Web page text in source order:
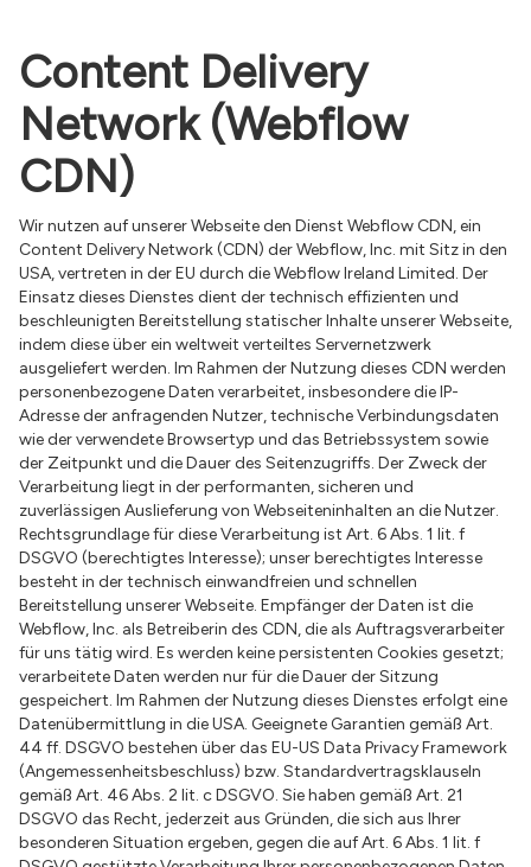
Content Delivery
Network (Webflow
CDN)
Wir nutzen auf unserer Webseite den Dienst Webflow CDN, ein
Content Delivery Network (CDN) der Webflow, Inc. mit Sitz in den
USA, vertreten in der EU durch die Webflow Ireland Limited. Der
Einsatz dieses Dienstes dient der technisch effizienten und
beschleunigten Bereitstellung statischer Inhalte unserer Webseite,
indem diese über ein weltweit verteiltes Servernetzwerk
ausgeliefert werden. Im Rahmen der Nutzung dieses CDN werden
personenbezogene Daten verarbeitet, insbesondere die IP-
Adresse der anfragenden Nutzer, technische Verbindungsdaten
wie der verwendete Browsertyp und das Betriebssystem sowie
der Zeitpunkt und die Dauer des Seitenzugriffs. Der Zweck der
Verarbeitung liegt in der performanten, sicheren und
zuverlässigen Auslieferung von Webseiteninhalten an die Nutzer.
Rechtsgrundlage für diese Verarbeitung ist Art. 6 Abs. 1 lit. f
DSGVO (berechtigtes Interesse); unser berechtigtes Interesse
besteht in der technisch einwandfreien und schnellen
Bereitstellung unserer Webseite. Empfänger der Daten ist die
Webflow, Inc. als Betreiberin des CDN, die als Auftragsverarbeiter
für uns tätig wird. Es werden keine persistenten Cookies gesetzt;
verarbeitete Daten werden nur für die Dauer der Sitzung
gespeichert. Im Rahmen der Nutzung dieses Dienstes erfolgt eine
Datenübermittlung in die USA. Geeignete Garantien gemäß Art.
44 ff. DSGVO bestehen über das EU-US Data Privacy Framework
(Angemessenheitsbeschluss) bzw. Standardvertragsklauseln
gemäß Art. 46 Abs. 2 lit. c DSGVO. Sie haben gemäß Art. 21
DSGVO das Recht, jederzeit aus Gründen, die sich aus Ihrer
besonderen Situation ergeben, gegen die auf Art. 6 Abs. 1 lit. f